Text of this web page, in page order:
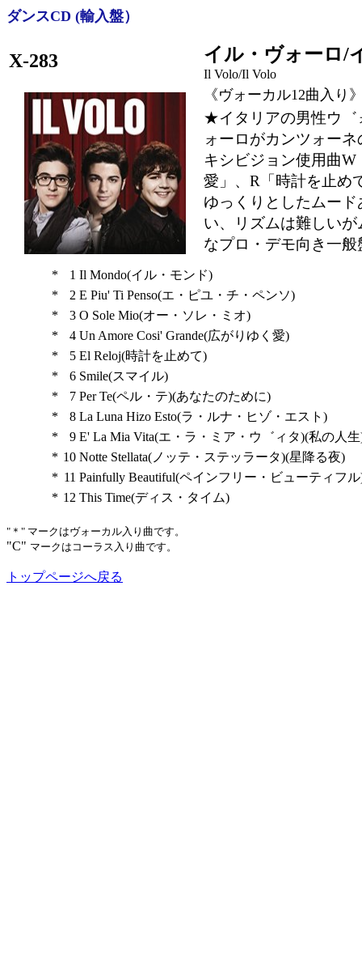
ダンスCD (輸入盤）
X-283 イル・ヴォーロ/
Il Volo/Il Volo
《ヴォーカル12曲入り
★イタリアの男性ウ゛
ォーロがカンツォー
キシビジョン使用曲
愛」、R「時計を止め
ゆっくりとしたムー
い、リズムは難しい
なプロ・デモ向き一般
* 1 Il Mondo(イル・モンド)
*
2 E Piu' Ti Penso(エ・ピユ・チ・ペンソ)
*
3 O Sole Mio(オー・ソレ・ミオ)
*
4 Un Amore Cosi' Grande(広がりゆく愛)
*
5 El Reloj(時計を止めて)
*
6 Smile(スマイル)
*
7 Per Te(ペル・テ)(あなたのために)
*
8 La Luna Hizo Esto(ラ・ルナ・ヒゾ・エスト)
*
9 E' La Mia Vita(エ・ラ・ミア・ウ゛ィタ)(私の人生
* 10 Notte Stellata(ノッテ・ステッラータ)(星降る夜)
* 11 Painfully Beautiful(ペインフリー・ビューティフル
* 12 This Time(ディス・タイム)
"＊" マークはヴォーカル入り曲です。
"C" マークはコーラス入り曲です。
トップページへ戻る